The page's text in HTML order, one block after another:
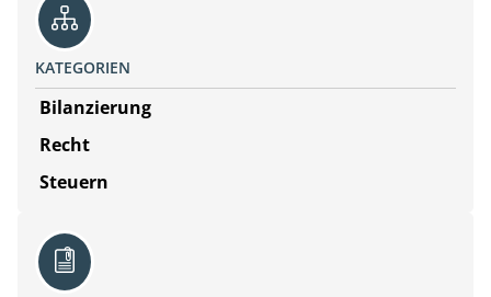
KATEGORIEN
Bilanzierung
Recht
Steuern